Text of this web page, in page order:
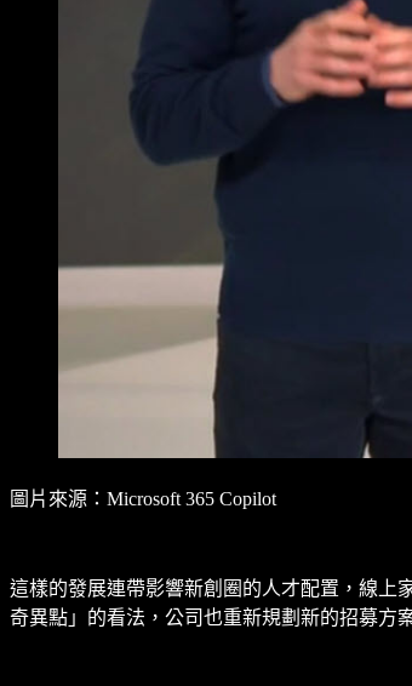
圖片來源：Microsoft 365 Copilot
這樣的發展連帶影響新創圈的人才配置，線上
奇異點」的看法，公司也重新規劃新的招募方